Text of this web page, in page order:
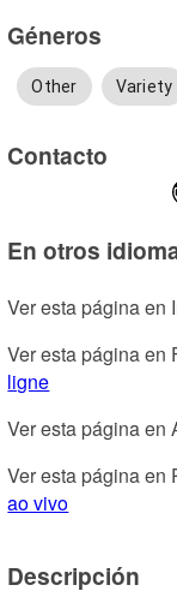
Géneros
Other Variety
Contacto
En otros
Ver esta página en
Ver esta página en
ligne
Ver esta página en
Ver esta página en
ao vivo
Descripción